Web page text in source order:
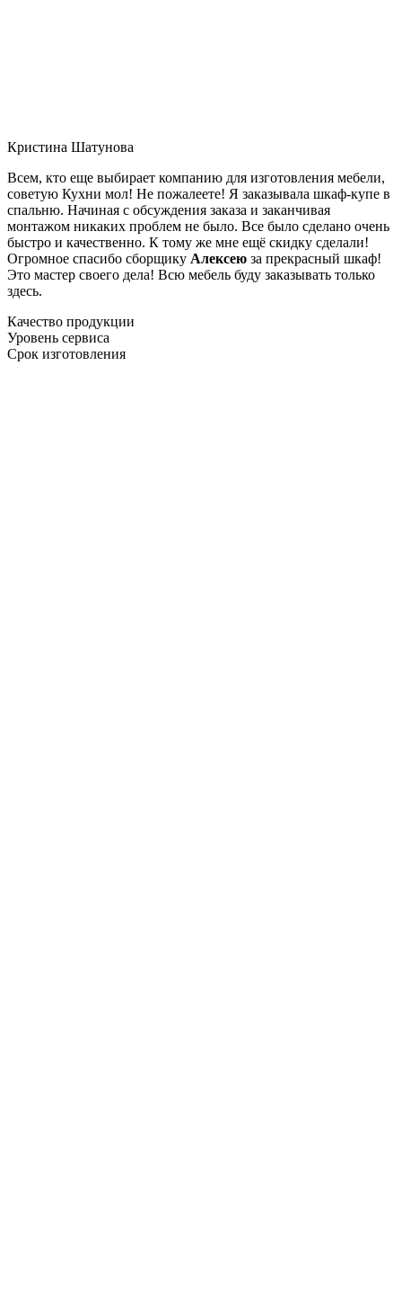
Кристина Шатунова
Всем, кто еще выбирает компанию для изготовления мебели,
советую Кухни мол! Не пожалеете! Я заказывала шкаф-купе в
спальню. Начиная с обсуждения заказа и заканчивая
монтажом никаких проблем не было. Все было сделано очень
быстро и качественно. К тому же мне ещё скидку сделали!
Огромное спасибо сборщику Алексею за прекрасный шкаф!
Это мастер своего дела! Всю мебель буду заказывать только
здесь.
Качество продукции
Уровень сервиса
Срок изготовления